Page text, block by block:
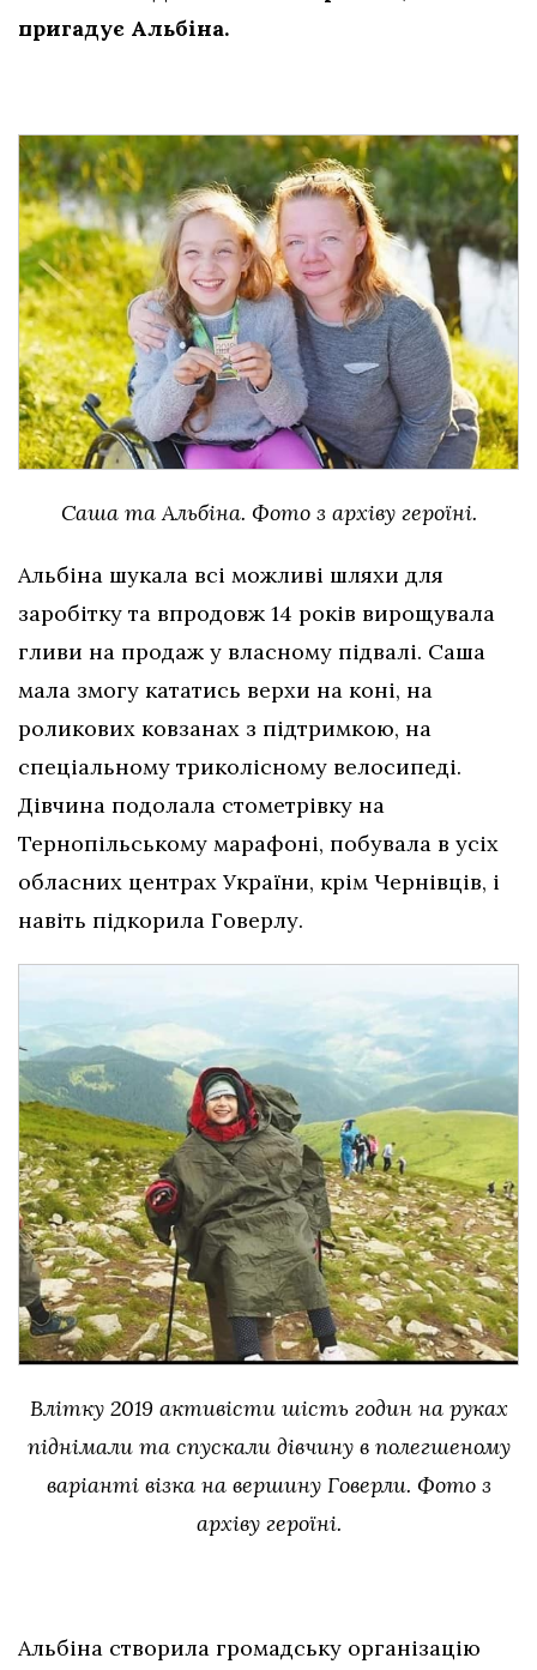
пригадує Альбіна.
Саша та Альбіна. Фото з архіву героїні.
Альбіна шукала всі можливі шляхи для
заробітку та впродовж 14 років вирощувала
гливи на продаж у власному підвалі. Саша
мала змогу кататись верхи на коні, на
роликових ковзанах з підтримкою, на
спеціальному триколісному велосипеді.
Дівчина подолала стометрівку на
Тернопільському марафоні, побувала в усіх
обласних центрах України, крім Чернівців, і
навіть підкорила Говерлу.
Влітку 2019 активісти шість годин на руках
піднімали та спускали дівчину в полегшеному
варіанті візка на вершину Говерли. Фото з
архіву героїні.
Альбіна створила громадську організацію